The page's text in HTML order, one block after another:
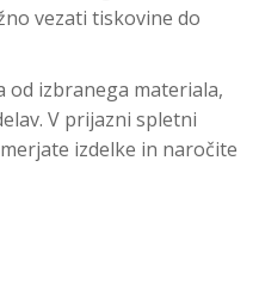
vezati tiskovine do
od izbranega materiala,
V prijazni spletni
izdelke in naročite